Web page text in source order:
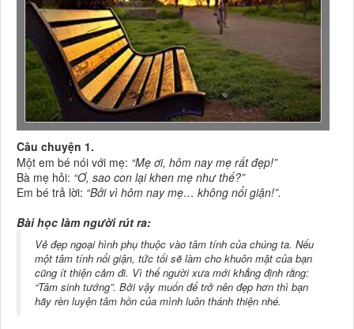
Câu chuyện 1.
Một em bé nói với mẹ: “Mẹ ơi, hôm nay mẹ rất đẹp!”
Bà mẹ hỏi: “Ơ, sao con lại khen mẹ như thế?”
Em bé trả lời: “Bởi vì hôm nay mẹ… không nổi giận!”.
Bài học làm người rút ra:
Vẻ đẹp ngoại hình phụ thuộc vào tâm tính của chúng ta. Nếu
một tâm tính nổi giận, tức tối sẽ làm cho khuôn mặt của bạn
cũng ít thiện cảm đi. Vì thế người xưa mới khẳng định rằng:
“Tâm sinh tướng”. Bởi vậy muốn để trở nên đẹp hơn thì bạn
hãy rèn luyện tâm hồn của mình luôn thánh thiện nhé.